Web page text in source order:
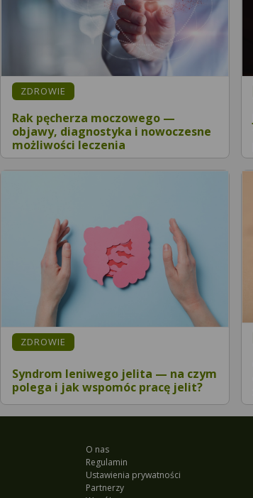
ZDROWIE
Rak pęcherza moczowego —
objawy, diagnostyka i nowoczesne
możliwości leczenia
ZDROWIE
Syndrom leniwego jelita — na czym
polega i jak wspomóc pracę jelit?
O nas
Regulamin
Ustawienia prywatności
Partnerzy